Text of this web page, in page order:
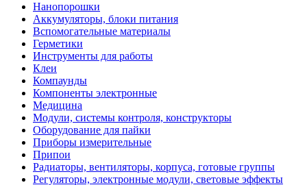
Нанопорошки
Аккумуляторы, блоки питания
Вспомогательные материалы
Герметики
Инструменты для работы
Клеи
Компаунды
Компоненты электронные
Медицина
Модули, системы контроля, конструкторы
Оборудование для пайки
Приборы измерительные
Припои
Радиаторы, вентиляторы, корпуса, готовые группы
Регуляторы, электронные модули, световые эффекты